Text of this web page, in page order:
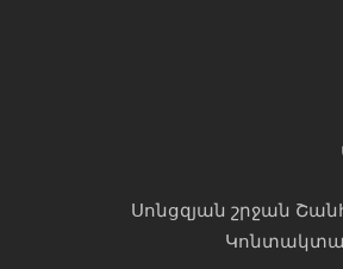
Սոնցզյան շրջան